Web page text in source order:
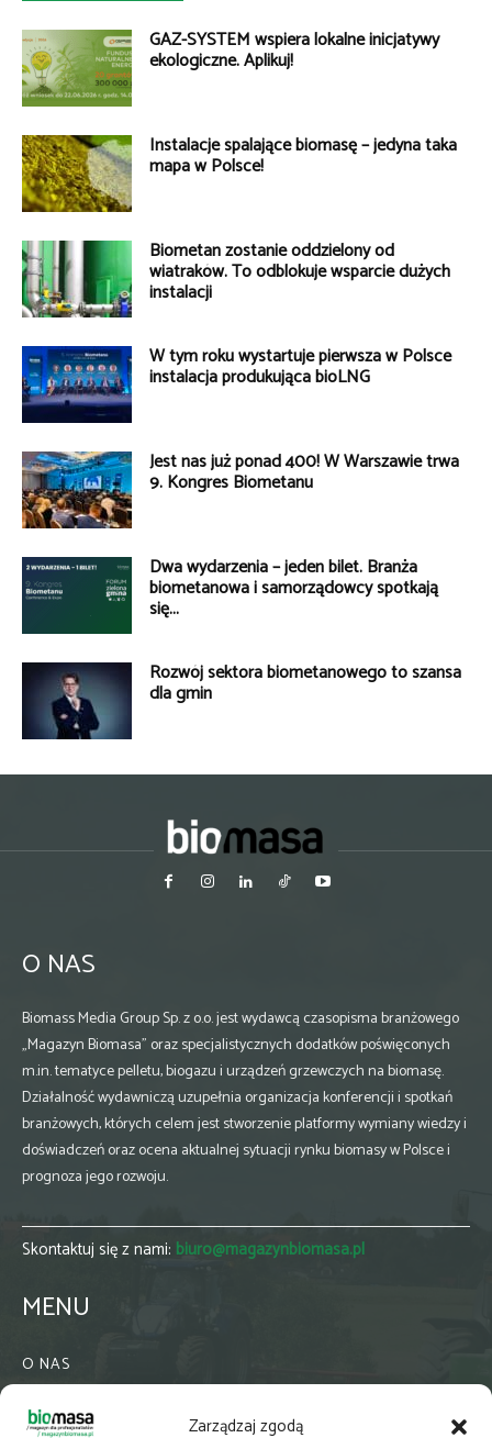
Zarządzaj zgodą
GAZ-SYSTEM wspiera lokalne inicjatywy
ekologiczne. Aplikuj!
Instalacje spalające biomasę – jedyna taka
mapa w Polsce!
Biometan zostanie oddzielony od
wiatraków. To odblokuje wsparcie dużych
instalacji
W tym roku wystartuje pierwsza w Polsce
instalacja produkująca bioLNG
Jest nas już ponad 400! W Warszawie trwa
9. Kongres Biometanu
Dwa wydarzenia – jeden bilet. Branża
biometanowa i samorządowcy spotkają
się...
Rozwój sektora biometanowego to szansa
dla gmin
O NAS
Biomass Media Group Sp. z o.o. jest wydawcą czasopisma branżowego
„Magazyn Biomasa” oraz specjalistycznych dodatków poświęconych
m.in. tematyce pelletu, biogazu i urządzeń grzewczych na biomasę.
Działalność wydawniczą uzupełnia organizacja konferencji i spotkań
branżowych, których celem jest stworzenie platformy wymiany wiedzy i
doświadczeń oraz ocena aktualnej sytuacji rynku biomasy w Polsce i
prognoza jego rozwoju.
Skontaktuj się z nami: biuro@magazynbiomasa.pl
MENU
O NAS
WSPÓŁPRACA